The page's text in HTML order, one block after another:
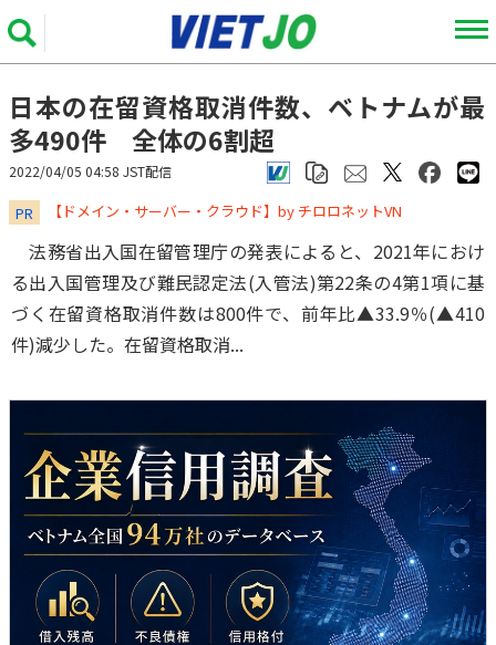
日本の在留資格取消件数、ベトナムが最
多490件 全体の6割超
2022/04/05 04:58 JST配信
PR ​​​​​​​【ドメイン・サーバー・クラウド】by チロロネットVN
法務省出入国在留管理庁の発表によると、2021年におけ
る出入国管理及び難民認定法(入管法)第22条の4第1項に基
づく在留資格取消件数は800件で、前年比▲33.9％(▲410
件)減少した。在留資格取消...